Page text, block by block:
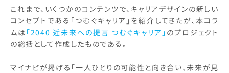
これまで、いくつかのコンテンツで、キャリアデザインの新しい
コンセプトである「つむぐキャリア」を紹介してきたが、本コラ
ムは 「2040 近未来への提言 つむぐキャリア」 のプロジェクト
の総括として作成したものである。
マイナビが掲げる「一人ひとりの可能性と向き合い、未来が見